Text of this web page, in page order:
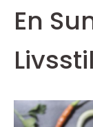
En
Livsstil